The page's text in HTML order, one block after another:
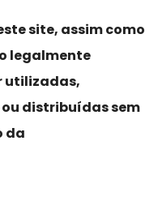
site, assim como
legalmente
utilizadas,
distribuídas sem
da